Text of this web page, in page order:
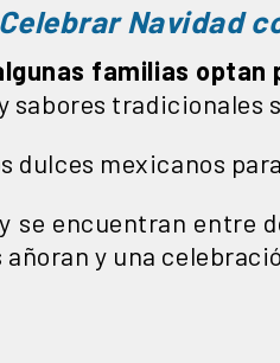
Celebrar Navidad
familias optan
sabores tradicionales
dulces mexicanos
se encuentran entre
y una